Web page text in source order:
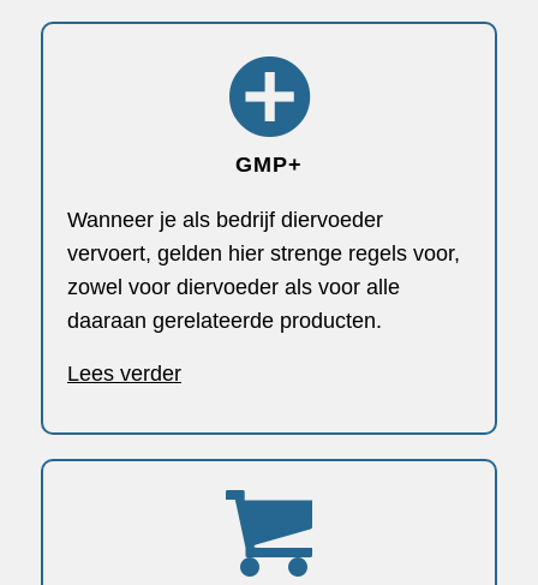
GMP+
Wanneer je als bedrijf diervoeder
vervoert, gelden hier strenge regels voor,
zowel voor diervoeder als voor alle
daaraan gerelateerde producten.
Lees verder